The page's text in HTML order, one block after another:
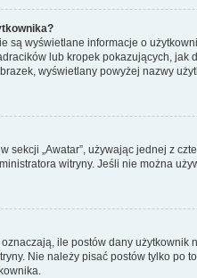
są wyświetlane informacje o
lub kropek pokazujących,
wyświetlany powyżej nazwy
sekcji „Awatar”, używając jednej z
witryny. Jeśli nie można
ile postów dany
Nie należy pisać postów tylko po